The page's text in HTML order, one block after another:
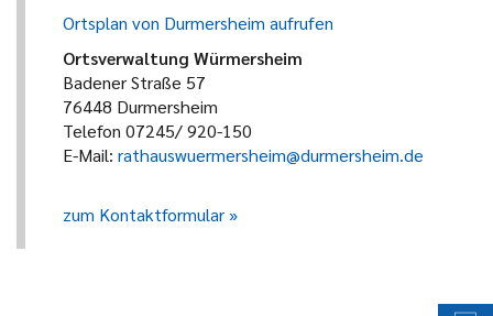
Ortsplan von Durmersheim aufrufen
Ortsverwaltung Würmersheim
Badener Straße 57
76448 Durmersheim
Telefon 07245/ 920-150
E-Mail: rathauswuermersheim@durmersheim.de
zum Kontaktformular